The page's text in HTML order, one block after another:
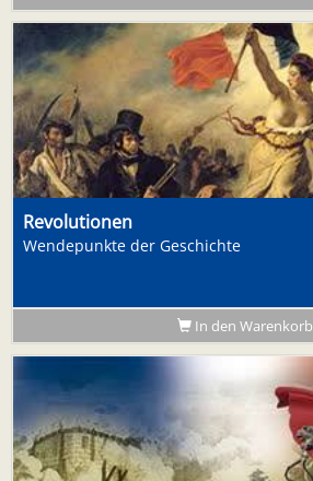
Revolutionen
Wendepunkte der Geschichte
In den Warenkorb